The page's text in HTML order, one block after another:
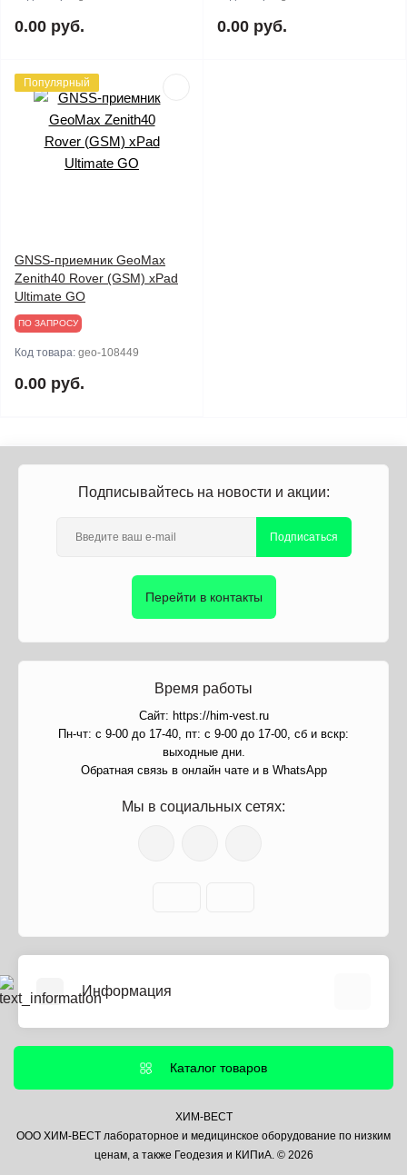
0.00 руб. 0.00 руб.
Популярный
GNSS-приемник GeoMax
Zenith40 Rover (GSM) xPad
Ultimate GO
ПО ЗАПРОСУ
Код товара: geo-108449
0.00 руб.
Подписывайтесь на новости и акции:
Подписаться
Перейти в контакты
Время работы
Сайт: https://him-vest.ru
Пн-чт: с 9-00 до 17-40, пт: с 9-00 до 17-00, сб и вскр:
выходные дни.
Обратная связь в онлайн чате и в WhatsApp
Мы в социальных сетях:
Информация
Информация о доставке
Политика безопасности
Контакты
Каталог товаров
ХИМ-ВЕСТ
ООО ХИМ-ВЕСТ лабораторное и медицинское оборудование по низким
ценам, а также Геодезия и КИПиА. © 2026